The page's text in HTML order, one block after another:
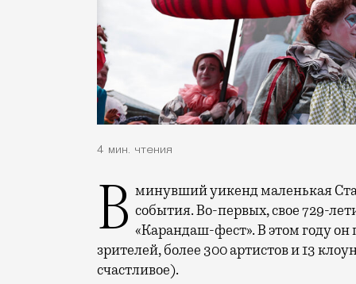
4 мин. чтения
В минувший уикенд маленькая Старица в Тверской области отметила сразу два события. Во-первых, свое 729-
«Карандаш-фест». В этом году он
зрителей, более 300 артистов и 13
счастливое).